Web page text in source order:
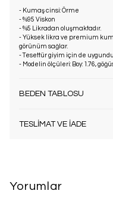
- Kumaş cinsi: Örme
- %95 Viskon
- %5 Likradan oluşmaktadır.
- Yüksek likra ve premium
görünüm sağlar.
- Tesettür giyim için de
- Modelin ölçüleri: Boy: 1.76,
BEDEN TABLOSU
TESLİMAT VE İADE
Yorumlar